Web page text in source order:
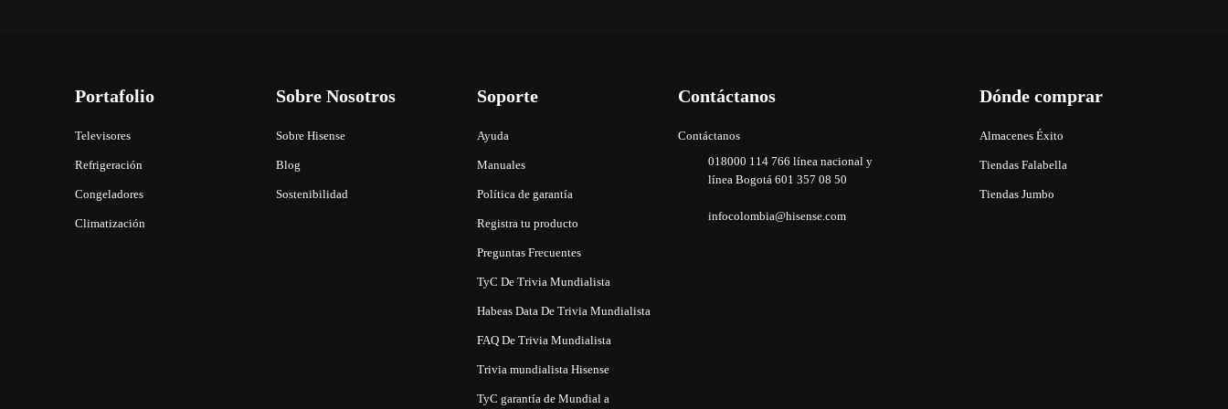
Portafolio
Televisores
Refrigeración
Congeladores
Climatización
Sobre Nosotros
Sobre Hisense
Blog
Sostenibilidad
Soporte
Ayuda
Manuales
Política de garantía
Registra tu producto
Preguntas Frecuentes
TyC De Trivia Mundialista
Habeas Data De Trivia Mundialista
FAQ De Trivia Mundialista
Trivia mundialista Hisense
TyC garantía de Mundial a
Contáctanos
Contáctanos
018000 114 766 línea nacional y
línea Bogotá 601 357 08 50
infocolombia@hisense.com
Dónde comprar
Almacenes Éxito
Tiendas Falabella
Tiendas Jumbo